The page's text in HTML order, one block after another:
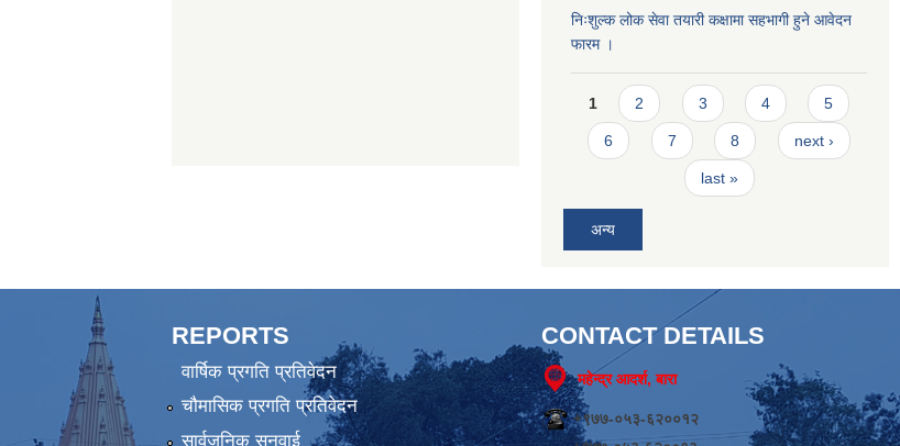
निःशुल्क लोक सेवा तयारी कक्षामा सहभागी हुने आवेदन
फारम ।
Pages
1 2 3 4 5
6 7 8 next ›
last »
अन्य
REPORTS
वार्षिक प्रगति प्रतिवेदन
चौमासिक प्रगति प्रतिवेदन
सार्वजनिक सुनुवाई
CONTACT DETAILS
महेन्द्र आदर्श, बारा
+९७७-०५३-६२००१२